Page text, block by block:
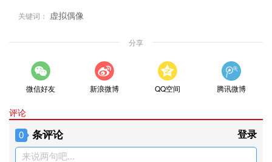
关键词： 虚拟偶像
分享
微信好友 新浪微博 QQ空间 腾讯微博
评论
0 条评论 登录
来说两句吧...